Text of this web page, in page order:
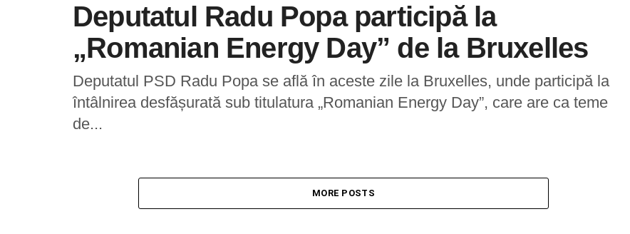
Deputatul Radu Popa participă la
„Romanian Energy Day” de la Bruxelles
Deputatul PSD Radu Popa se află în aceste zile la Bruxelles, unde participă la
întâlnirea desfășurată sub titulatura „Romanian Energy Day”, care are ca teme
de...
MORE POSTS